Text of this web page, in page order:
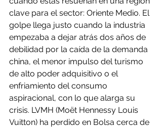
clave para el sector: Oriente Medio. El
golpe llega justo cuando la industria
empezaba a dejar atrás dos años de
debilidad por la caída de la demanda
china, el menor impulso del turismo
de alto poder adquisitivo o el
enfriamiento del consumo
aspiracional, con lo que alarga su
crisis. LVMH (Moët Hennessy Louis
Vuitton) ha perdido en Bolsa cerca de